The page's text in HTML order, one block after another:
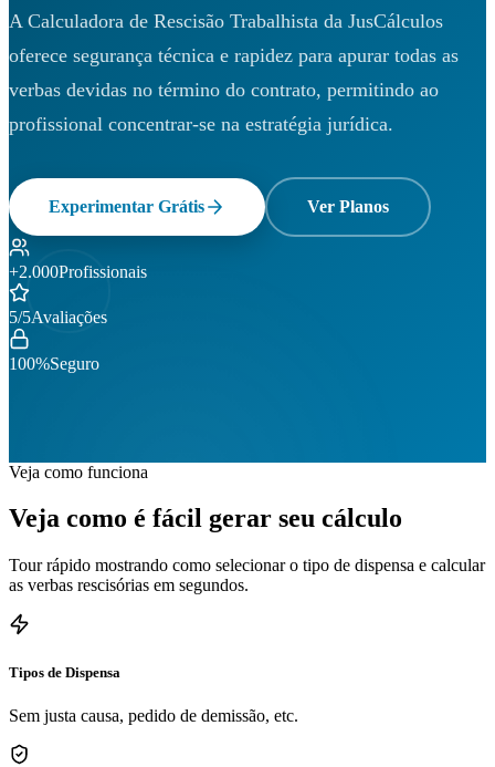
A Calculadora de Rescisão Trabalhista da JusCálculos
oferece segurança técnica e rapidez para apurar todas as
verbas devidas no término do contrato, permitindo ao
profissional concentrar-se na estratégia jurídica.
Experimentar Grátis Ver Planos
+2.000Profissionais
5/5Avaliações
100%Seguro
Veja como funciona
Veja como é fácil gerar seu cálculo
Tour rápido mostrando como selecionar o tipo de dispensa e calcular
as verbas rescisórias em segundos.
Tipos de Dispensa
Sem justa causa, pedido de demissão, etc.